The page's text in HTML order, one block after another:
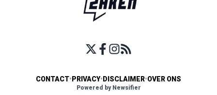
CONTACT• PRIVACY• DISCLAIMER•OVER ONS
Powered by Newsifier